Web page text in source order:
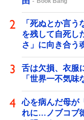
「死ぬとか言
を残して自死し
さ」に向き合う
舌は欠損、衣服
「世界一不気
心を病んだ母が
れに…ノブコブ